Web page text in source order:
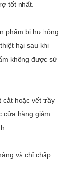
tốt nhất.
phẩm bị hư hỏng
hại sau khi
không được sử
cắt hoặc vết trầy
cửa hàng giảm
và chỉ chấp